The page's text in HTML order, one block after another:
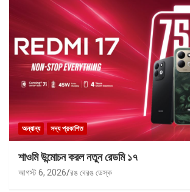
অন্যান্য সদ্য প্রকাশিত
শাওমি উন্মোচন করল নতুন রেডমি ১৭
আগস্ট 6, 2026 রঙ বেরঙ ডেস্ক